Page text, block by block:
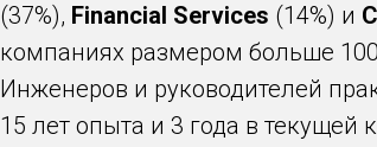
(37%), Financial Services (14%) и
компаниях размером больше
Инженеров и руководителей
15 лет опыта и 3 года в текущей